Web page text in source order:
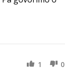
1 0